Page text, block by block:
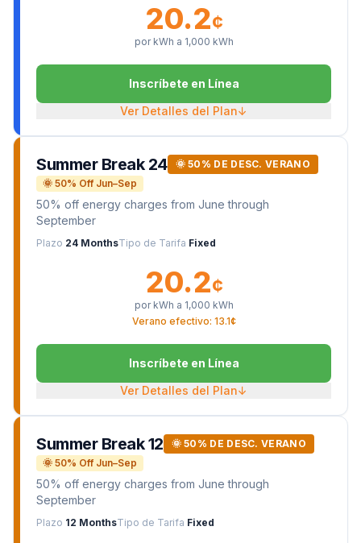
20.2¢
por kWh a 1,000 kWh
Inscríbete en Línea
Ver Detalles del Plan↓
Summer Break 24
🌞 50% DE DESC. VERANO
🌞 50% Off Jun–Sep
50% off energy charges from June through
September
Plazo 24 MonthsTipo de Tarifa Fixed
20.2¢
por kWh a 1,000 kWh
Verano efectivo: 13.1¢
Inscríbete en Línea
Ver Detalles del Plan↓
Summer Break 12
🌞 50% DE DESC. VERANO
🌞 50% Off Jun–Sep
50% off energy charges from June through
September
Plazo 12 MonthsTipo de Tarifa Fixed